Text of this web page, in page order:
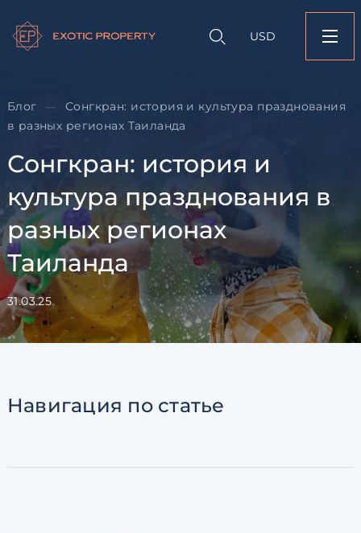
USD
Блог —
Сонгкран: история и культура празднования
в разных регионах Таиланда
Сонгкран: история и
культура празднования в
разных регионах
Таиланда
31.03.25
Навигация по статье
Оставить
Согласен с
по обработке
Я даю согласие на
рассылок
объекту
Сонгкран: история
празднования в
Оставьте заявку и
недвижимости